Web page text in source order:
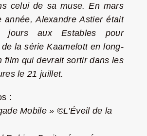
celui de sa muse. En mars
année, Alexandre Astier était
jours aux Estables pour
de la série Kaamelott en long-
film qui devrait sortir dans les
le 21 juillet.
:
Mobile » ©L’Éveil de la